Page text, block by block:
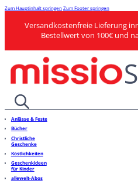
Zum Hauptinhalt springenZum Footer springen
Versandkostenfreie Lieferung
Bestellwert von 100€ und
Anlässe & Feste
Bücher
Christliche
Geschenke
Köstlichkeiten
Geschenkideen
für Kinder
allewelt-Abos